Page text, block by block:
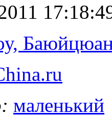
маленький